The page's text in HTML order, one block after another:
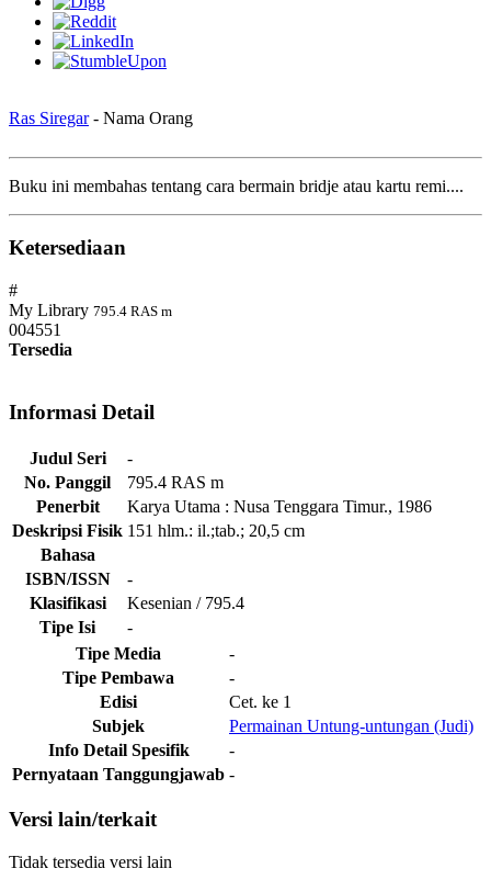
Ras Siregar- Nama Orang
Buku ini membahas tentang cara bermain bridje atau kartu remi....
Ketersediaan
#
My Library 795.4 RAS m
004551
Tersedia
Informasi Detail
Judul Seri
-
No. Panggil
795.4 RAS m
Penerbit
Karya Utama : Nusa Tenggara Timur., 1986
Deskripsi Fisik 151 hlm.: il.;tab.; 20,5 cm
Bahasa
ISBN/ISSN
-
Klasifikasi
Kesenian / 795.4
Tipe Isi
-
Tipe Media
-
Tipe Pembawa
-
Edisi
Cet. ke 1
Subjek
Permainan Untung-untungan (Judi)
Info Detail Spesifik
-
Pernyataan Tanggungjawab -
Versi lain/terkait
Tidak tersedia versi lain